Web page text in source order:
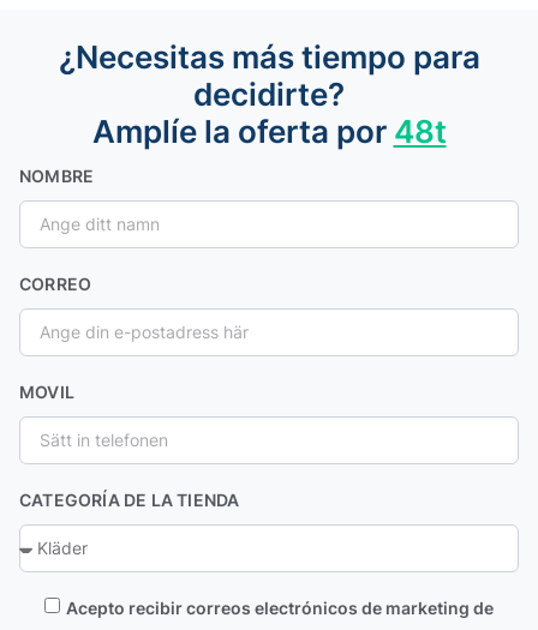
¿Necesitas más tiempo para
decidirte?
Amplíe la oferta por 48t
NOMBRE
CORREO
MOVIL
CATEGORÍA DE LA TIENDA
Acepto recibir correos electrónicos de marketing de